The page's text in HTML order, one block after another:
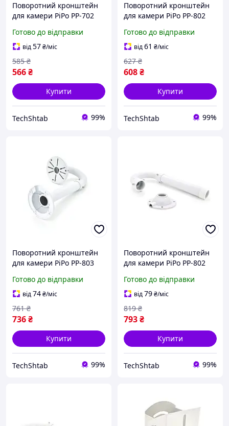
Поворотний кронштейн
для камери PiPo PP-702
Готово до відправки
від57₴/міс
566₴
585 ₴
Купити
TechShtab 99%
Поворотний кронштейн
для камери PiPo PP-802
Готово до відправки
від61 ₴/міс
608₴
627 ₴
Купити
TechShtab 99%
Поворотний кронштейн
для камери PiPo PP-803
Готово до відправки
від74₴/міс
736₴
761 ₴
Купити
TechShtab 99%
Поворотний кронштейн
для камери PiPo PP-802
Готово до відправки
від79₴/міс
793₴
819 ₴
Купити
TechShtab 99%